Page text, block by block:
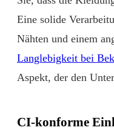
Eine solide
Nähten und einem
Langlebigkeit bei
Aspekt, der den
CI-konforme